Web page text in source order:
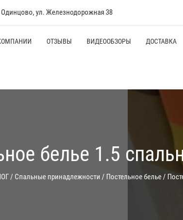
Одинцово, ул. Железнодорожная 38
ОТЗЫВЫ ВИДЕООБЗОРЫ ДОСТАВКА
белье 1.5
/ Спальные принадлежности / Постельное белье/